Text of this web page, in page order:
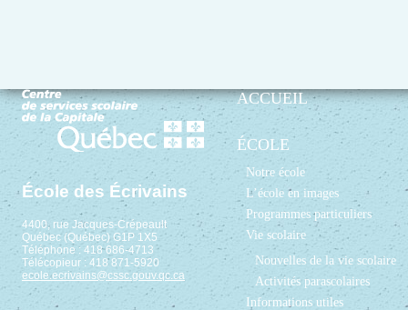
École des Écrivains
4400, rue Jacques-Crépeault
Québec (Québec) G1P 1X5
Téléphone : 418 686-4713
Télécopieur : 418 871-5920
ecole.ecrivains@cssc.gouv.qc.ca
ACCUEIL
ÉCOLE
Notre école
L’école en images
Programmes particuliers
Vie scolaire
Nouvelles de la vie scolaire
Activités parascolaires
Informations utiles